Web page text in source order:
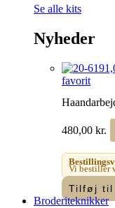
Se alle kits
Nyheder
favorit
480,00 kr.
Vi bestiller
Tilføj til
Broderiteknikker